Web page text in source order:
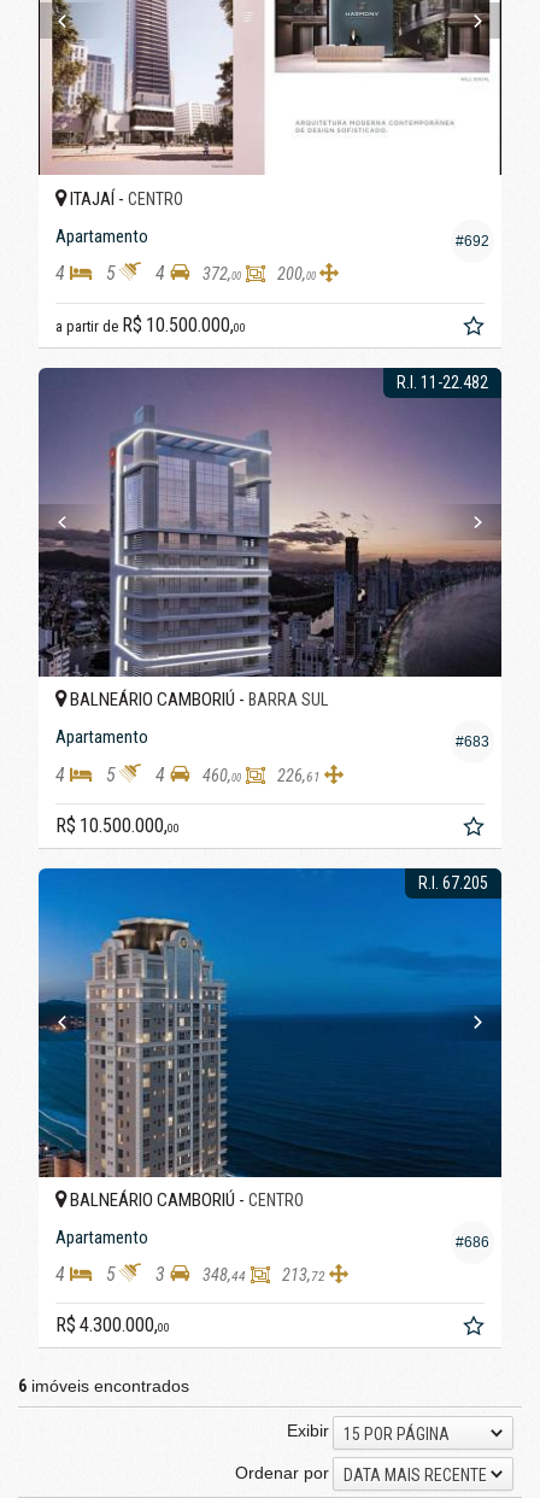
#692
ITAJAÍ - CENTRO
Apartamento
4 5 4 372,00 200,00
a partir de R$ 10.500.000,00
R.I. 11-22.482
#683
BALNEÁRIO CAMBORIÚ - BARRA SUL
Apartamento
4 5 4 460,00 226,61
R$ 10.500.000,00
R.I. 67.205
#686
BALNEÁRIO CAMBORIÚ - CENTRO
Apartamento
4 5 3 348,44 213,72
R$ 4.300.000,00
6 imóveis encontrados
Exibir
15 POR PÁGINA
Ordenar por
DATA MAIS RECENTE